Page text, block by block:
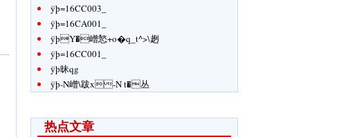
ÿþ=16CC003_
ÿþ=16CA001_
ÿþY�嶒悐+o�q_t^>\趔
ÿþ=16CC001_
ÿþ昧qg
ÿþ-N嶒\跋x-N t�丛
热点文章